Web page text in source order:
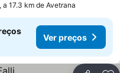
a 17.3 km de Avetrana
Ver preços